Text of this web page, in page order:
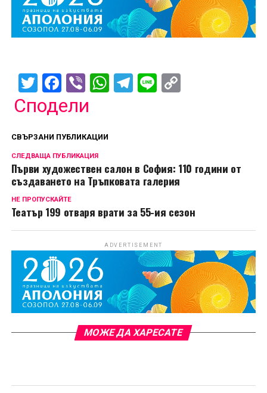
Twitter
Facebook
ViberWhatsApp
Telegram
LineCopy
Сподели
СВЪРЗАНИ ПУБЛИКАЦИИ
СЛЕДВАЩА ПУБЛИКАЦИЯ
Първи художествен салон в София: 110 години от
създаването на Тръпковата галерия
НЕ ПРОПУСКАЙТЕ
Театър 199 отваря врати за 55-ия сезон
ADVERTISEMENT
МОЖЕ ДА ХАРЕСАТЕ